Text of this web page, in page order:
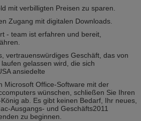
mit verbilligten Preisen zu sparen.
Zugang mit digitalen Downloads.
- team ist erfahren und bereit,
vertrauenswürdiges Geschäft, das von
gelassen wird, die sich
ansiedelte
Microsoft Office-Software mit der
wünschen, schließen Sie Ihren
ab. Es gibt keinen Bedarf, Ihr neues,
Ausgangs- und Geschäfts2011
zu beginnen.